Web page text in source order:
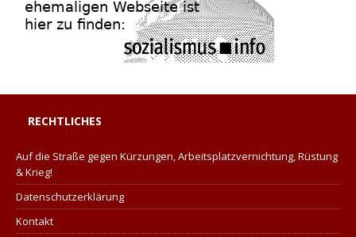
RECHTLICHES
Auf die Straße gegen Kürzungen, Arbeitsplatzvernichtung, Rüstung
& Krieg!
Datenschutzerklärung
Kontakt